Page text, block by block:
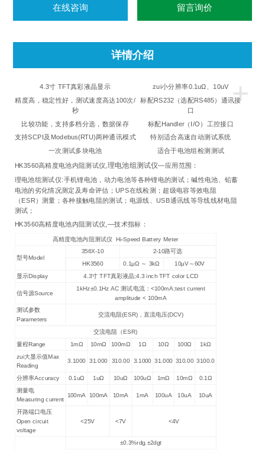
在线咨询 留言询价
详情介绍
+
4.3寸 TFT真彩液晶显示 zui小分辨率0.1uΩ、10uV
精度高，稳定性好，测试速度高达100次/
秒
标配RS232（选配RS485）通讯接
口
比较功能，支持多档分选，数据保存
标配Handler（I/O）工控接口
支持SCPI及Modebus(RTU)两种通讯模式 特别适合高速自动测试系统
一次测试多块电池
适合于电池组检测测试
HK3560高精度电池内阻测试仪,理电池组测试仪—应用范围：
理电池组测试仪:手机锂电池，动力电池等各种锂电的测试；碱性电池、铅蓄
电池的劣化情况测定及寿命评估；UPS在线检测；超级电容等效电阻
（ESR）测量；各种接触电阻的测试；电源线、USB通讯线等导线线材电阻
测试；
HK3560高精度电池内阻测试仪,—技术指标：
高精度电池内阻测试仪 Hi-Speed Battery Meter
型号Model
356X-10
2-10路可选
HK3560
0.1μΩ ～ 3kΩ
10μV～60V
显示Display
4.3寸 TFT真彩液晶;4.3 inch TFT color LCD
信号源Source
1kHz±0.1Hz AC 测试电流：<100mA;test current
amplitude < 100mA
测试参数
Parameters
交流电阻(ESR)，直流电压(DCV)
交流电阻（ESR)
量程Range 1mΩ 10mΩ 100mΩ 1Ω 10Ω 100Ω 1kΩ
zui大显示值Max
Reading
3.1000 31.000 310.00 3.1000 31.000 310.00 3100.0
分辨率Accuracy 0.1uΩ 1uΩ 10uΩ 100uΩ 1mΩ 10mΩ 0.1Ω
测量电
Measuring current
100mA 100mA 10mA 1mA 100uA 10uA 10uA
开路端口电压
Open circuit
voltage
<25V <7V <4V
±0.3%rdg.±2dgt